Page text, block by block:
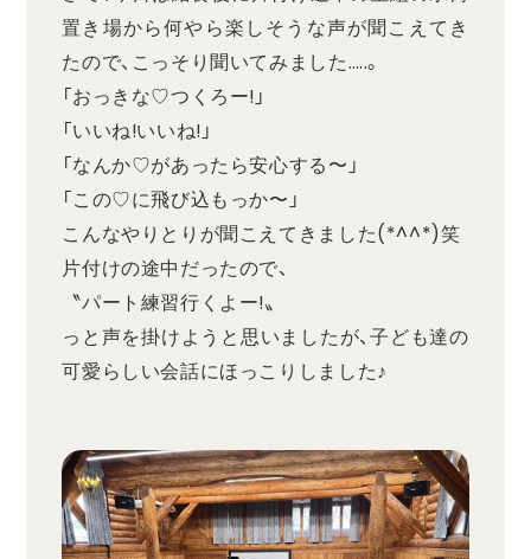
置き場から何やら楽しそうな声が聞こえてき
たので、こっそり聞いてみました…..。
「おっきな♡つくろー!」
「いいね!いいね!」
「なんか♡があったら安心する〜」
「この♡に飛び込もっか〜」
こんなやりとりが聞こえてきました(*^^*)笑
片付けの途中だったので、
〝パート練習行くよー!〟
っと声を掛けようと思いましたが、子ども達の
可愛らしい会話にほっこりしました♪